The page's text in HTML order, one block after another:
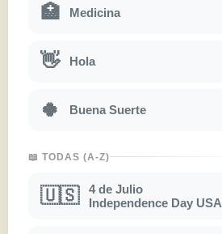
🏥 Medicina
👋 Hola
🍀 Buena Suerte
📖 TODAS (A-Z)
🇺🇸
4 de Julio
Independence Day USA